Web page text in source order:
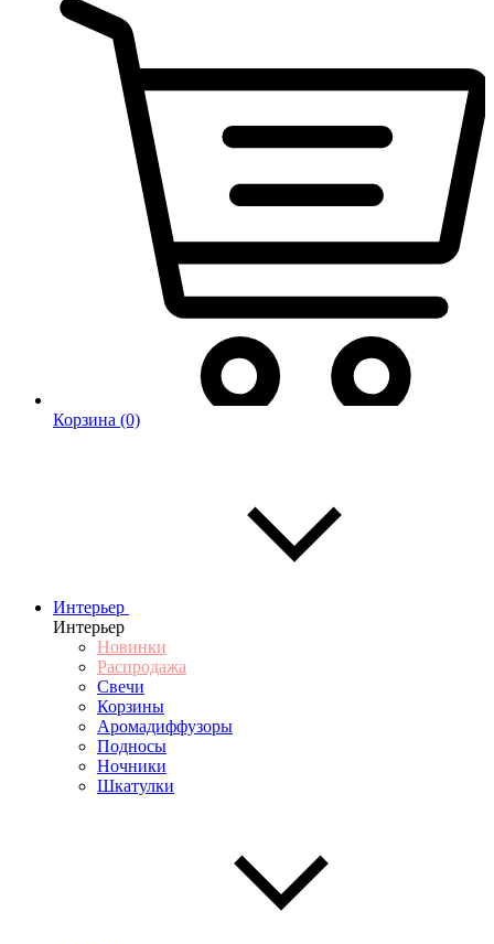
Корзина (0)
Интерьер
Интерьер
Новинки
Распродажа
Свечи
Корзины
Аромадиффузоры
Подносы
Ночники
Шкатулки